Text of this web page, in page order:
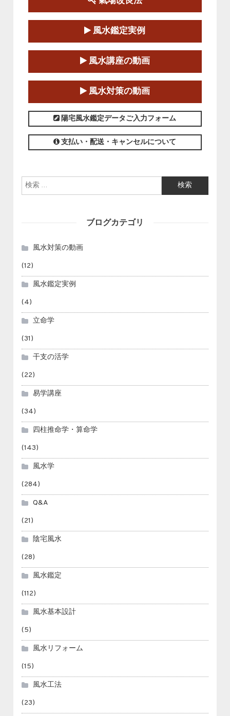
第１８期立命塾『実践的易学講座』
2025-06-21～2025-08-24
この講座の募集は終了しました。
第１８期立命塾「実践的四柱立命学（四
柱推命学）講座」
2025-01-11～2025-05-11
この講座の募集は終了しました。
風水鑑定実例
風水講座の動画
風水対策の動画
陽宅風水鑑定データご入力フォーム
支払い・配送・キャンセルについて
検索:
ブログカテゴリ
風水対策の動画
(12)
風水鑑定実例
(4)
立命学
(31)
干支の活学
(22)
易学講座
(34)
四柱推命学・算命学
(143)
風水学
(284)
Q&A
(21)
陰宅風水
(28)
風水鑑定
(112)
風水基本設計
(5)
風水リフォーム
(15)
風水工法
(23)